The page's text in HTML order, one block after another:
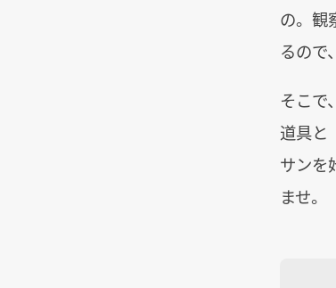
の。観
るので
そこで
道具と
サンを
ませ。